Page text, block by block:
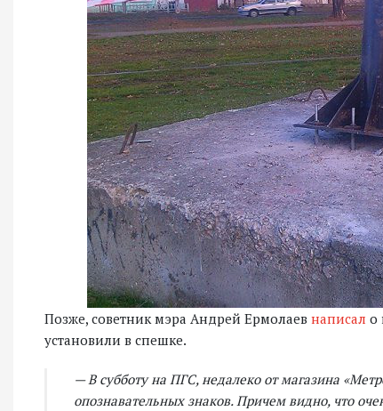
Позже, советник мэра Андрей Ермолаев написал о
установили в спешке.
— В субботу на ПГС, недалеко от магазина
опознавательных знаков. Причем видно, что